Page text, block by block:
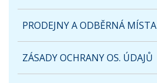
PRODEJNY A ODBĚRNÁ MÍSTA
ZÁSADY OCHRANY OS. ÚDAJŮ